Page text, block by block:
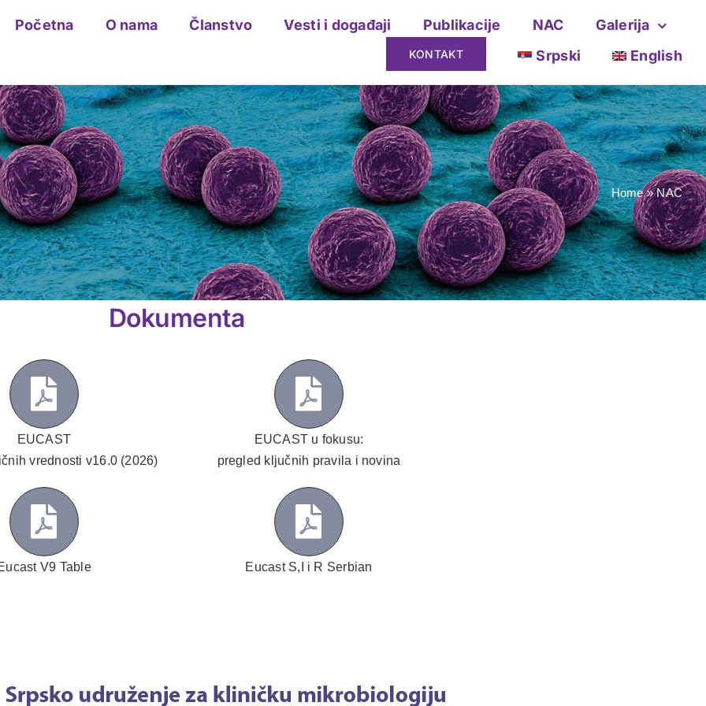
Početna O nama Članstvo Vesti i događaji Publikacije NAC Galerija
KONTAKT Srpski English
Home»NAC
Dokumenta
EUCAST
vrednosti v16.0 (2026)
EUCAST u fokusu:
pregled ključnih pravila i novina
V9 Table Eucast S,I i R Serbian